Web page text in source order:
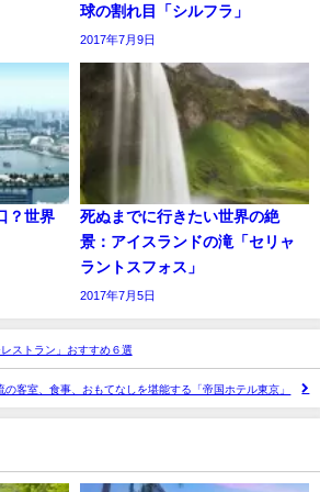
球の割れ目「シルフラ」
2017年7月9日
？世界
死ぬまでに行きたい世界の絶
景：アイスランドの滝「セリャ
ラントスフォス」
2017年7月5日
ストラン」おすすめ６選
の客室、食事、おもてなしを堪能する「帝国ホテル東京」